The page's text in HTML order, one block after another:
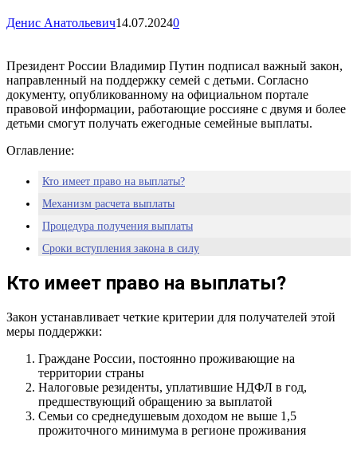
Денис Анатольевич14.07.20240
Президент России Владимир Путин подписал важный закон,
направленный на поддержку семей с детьми. Согласно
документу, опубликованному на официальном портале
правовой информации, работающие россияне с двумя и более
детьми смогут получать ежегодные семейные выплаты.
Оглавление:
Кто имеет право на выплаты?
Механизм расчета выплаты
Процедура получения выплаты
Сроки вступления закона в силу
Кто имеет право на выплаты?
Закон устанавливает четкие критерии для получателей этой
меры поддержки:
Граждане России, постоянно проживающие на
территории страны
Налоговые резиденты, уплатившие НДФЛ в год,
предшествующий обращению за выплатой
Семьи со среднедушевым доходом не выше 1,5
прожиточного минимума в регионе проживания